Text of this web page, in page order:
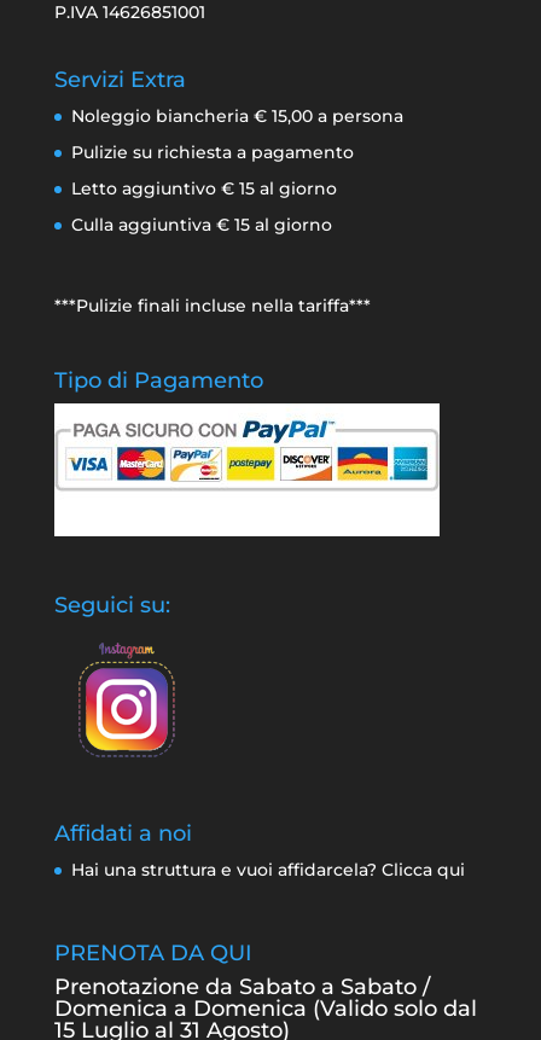
P.IVA 14626851001
Servizi Extra
Noleggio biancheria € 15,00 a persona
Pulizie su richiesta a pagamento
Letto aggiuntivo € 15 al giorno
Culla aggiuntiva € 15 al giorno
***Pulizie finali incluse nella tariffa***
Tipo di Pagamento
Seguici su:
Affidati a noi
Hai una struttura e vuoi affidarcela? Clicca qui
PRENOTA DA QUI
Prenotazione da Sabato a Sabato /
Domenica a Domenica (Valido solo dal
15 Luglio al 31 Agosto)